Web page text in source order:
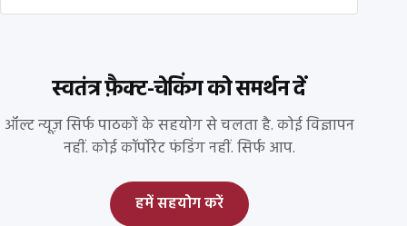
स्वतंत्र फ़ैक्ट-चेकिंग को समर्थन दें
ऑल्ट न्यूज़ सिर्फ पाठकों के सहयोग से चलता है. कोई विज्ञापन
नहीं. कोई कॉर्पोरेट फंडिंग नहीं. सिर्फ आप.
हमें सहयोग करें